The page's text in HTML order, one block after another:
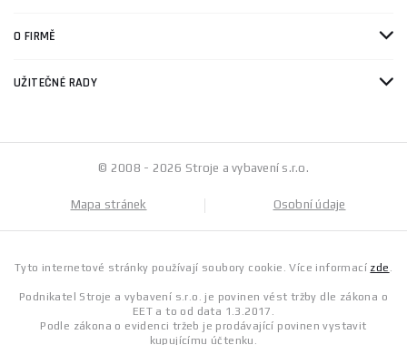
O FIRMĚ
UŽITEČNÉ RADY
© 2008 - 2026 Stroje a vybavení s.r.o.
Mapa stránek Osobní údaje
Tyto internetové stránky používají soubory cookie. Více informací zde .
Podnikatel Stroje a vybavení s.r.o. je povinen vést tržby dle zákona o
EET a to od data 1.3.2017.
Podle zákona o evidenci tržeb je prodávající povinen vystavit
kupujícímu účtenku.